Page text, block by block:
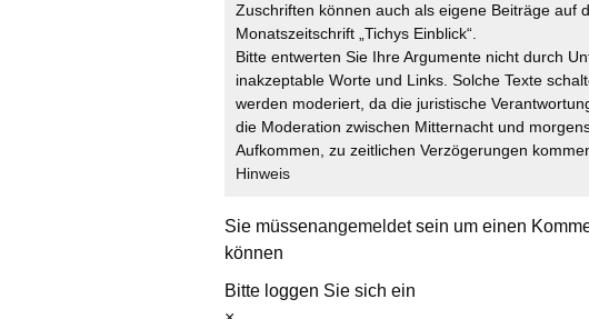
Zuschriften können auch als eigene Beiträge auf
Monatszeitschrift „Tichys Einblick“.
Bitte entwerten Sie Ihre Argumente nicht durch
inakzeptable Worte und Links. Solche Texte
werden moderiert, da die juristische
die Moderation zwischen Mitternacht und
Aufkommen, zu zeitlichen Verzögerungen
Hinweis
Sie müssenangemeldetsein um einen
können
Bitte loggen Sie sich ein